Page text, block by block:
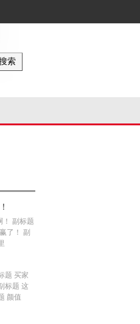
！ 副标题
了！ 副
题 买家
标题 这
颜值